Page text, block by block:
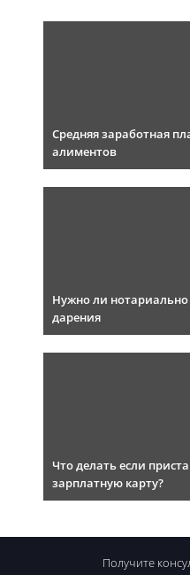
Средняя заработная
алиментов
Нужно ли нотариально
дарения
Что делать если
зарплатную карту?
Получите